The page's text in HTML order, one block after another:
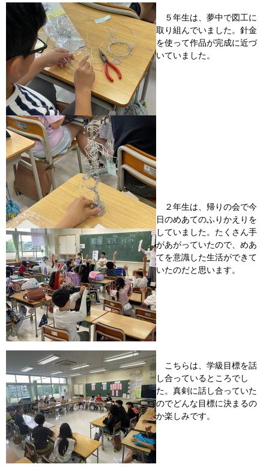
５年生は、夢中で図工に
取り組んでいました。針金
を使って作品が完成に近づ
いていました。
２年生は、帰りの会で今
日のめあてのふりかえりを
していました。たくさん手
があがっていたので、めあ
てを意識した生活ができて
いたのだと思います。
こちらは、学級目標を話
し合っているところでし
た。真剣に話し合っていた
のでどんな目標に決まるの
か楽しみです。